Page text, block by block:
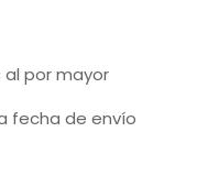
por mayor
fecha de envío